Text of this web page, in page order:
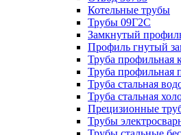
Котельные трубы
Трубы 09Г2С
Замкнутый
Профиль гнутый
Труба профильная
Труба профильная
Труба стальная
Труба стальная
Прецизионные
Трубы